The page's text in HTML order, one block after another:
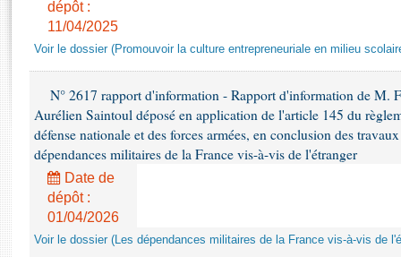
Rapports sur l'application des lois
Baromètre de l’application des lois
Dossiers législatifs
Budget et sécurité sociale
Questions écrites et orales
Comptes rendus des débats
Anciennes législatures
Liens vers les sites publics
dépôt :
11/04/2025
Voir le dossier (Promouvoir la culture entrepreneuriale en milieu
N° 2617 rapport d'information - Rapport d'information de M.
Aurélien Saintoul déposé en application de l'article 145 du
défense nationale et des forces armées, en conclusion des
dépendances militaires de la France vis-à-vis de l'étranger
Date de
dépôt :
01/04/2026
Voir le dossier (Les dépendances militaires de la France vis-à-vis de